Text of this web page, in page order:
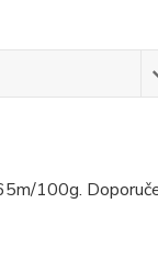
100g.